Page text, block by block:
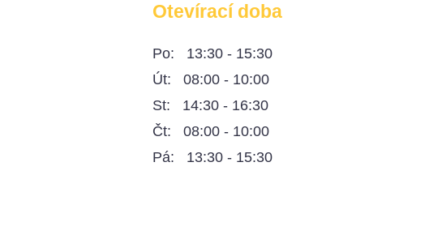
Otevírací doba
Po: 13:30 - 15:30
Út: 08:00 - 10:00
St: 14:30 - 16:30
Čt: 08:00 - 10:00
Pá: 13:30 - 15:30